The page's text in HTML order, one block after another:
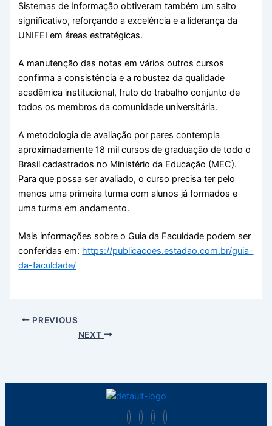
Sistemas de Informação obtiveram também um salto
significativo, reforçando a excelência e a liderança da
UNIFEI em áreas estratégicas.
A manutenção das notas em vários outros cursos
confirma a consistência e a robustez da qualidade
acadêmica institucional, fruto do trabalho conjunto de
todos os membros da comunidade universitária.
A metodologia de avaliação por pares contempla
aproximadamente 18 mil cursos de graduação de todo o
Brasil cadastrados no Ministério da Educação (MEC).
Para que possa ser avaliado, o curso precisa ter pelo
menos uma primeira turma com alunos já formados e
uma turma em andamento.
Mais informações sobre o Guia da Faculdade podem ser
conferidas em: https://publicacoes.estadao.com.br/guia-
da-faculdade/
PREVIOUS
NEXT